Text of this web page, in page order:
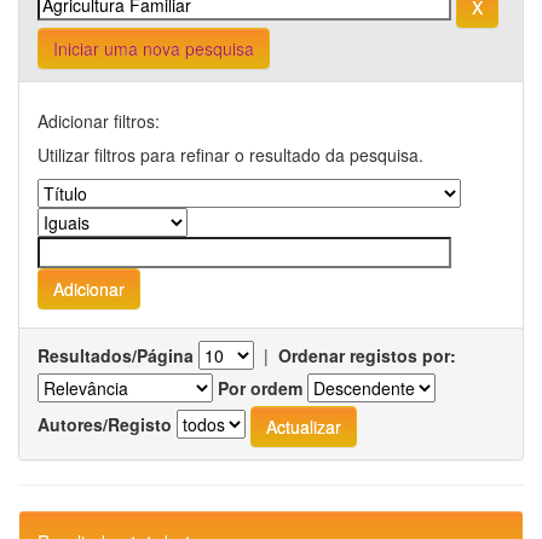
Iniciar uma nova pesquisa
Adicionar filtros:
Utilizar filtros para refinar o resultado da pesquisa.
Resultados/Página | Ordenar registos por:
Por ordem
Autores/Registo